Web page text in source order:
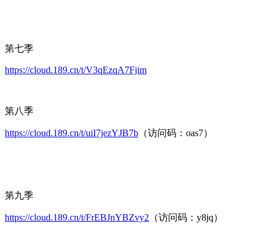
第七季
https://cloud.189.cn/t/V3qEzqA7Fjim
第八季
https://cloud.189.cn/t/uiI7jezYJB7b （访问码：oas7）
第九季
https://cloud.189.cn/t/FrEBJnYBZvy2 （访问码：y8jq）